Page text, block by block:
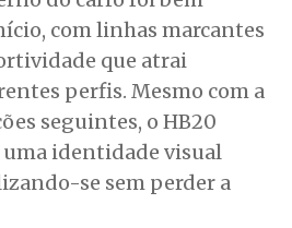
com linhas marcantes
que atrai
perfis. Mesmo com a
seguintes, o HB20
identidade visual
se sem perder a